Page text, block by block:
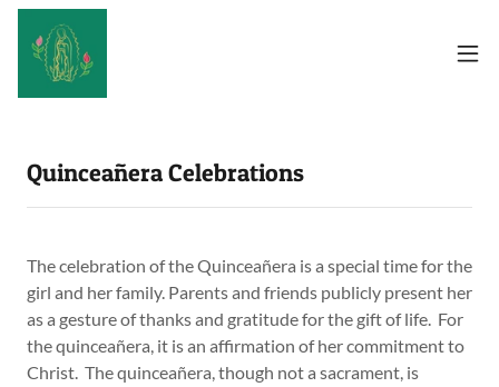
Quinceañera Celebrations
The celebration of the Quinceañera is a special time for the
girl and her family. Parents and friends publicly present her
as a gesture of thanks and gratitude for the gift of life. For
the quinceañera, it is an affirmation of her commitment to
Christ. The quinceañera, though not a sacrament, is